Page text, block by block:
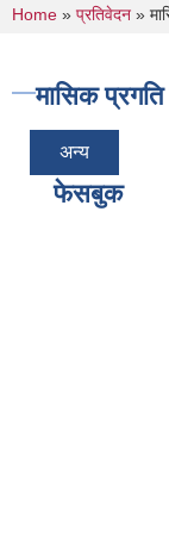
You are
Home » प्रतिवेदन »
मासिक
अन्य
फेसबुक